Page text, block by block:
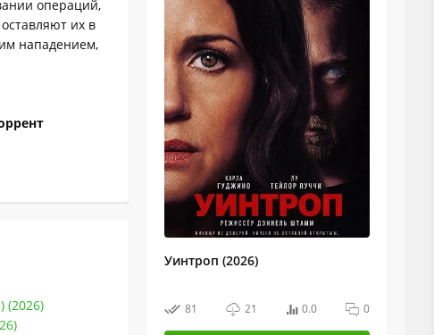
операций,
их в
нападением,
(2026)
Уинтроп (2026)
81 21 0.0 0